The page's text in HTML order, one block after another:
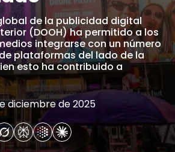
de la publicidad digital
(DOOH) ha permitido a los
integrarse con un número
plataformas del lado de la
esto ha contribuido a
diciembre de 2025